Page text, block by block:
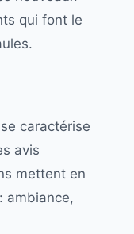
qui font le
caractérise
avis
mettent en
ambiance,